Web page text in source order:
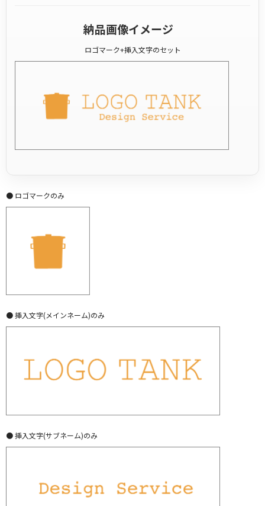
納品画像イメージ
ロゴマーク+挿入文字のセット
● ロゴマークのみ
● 挿入文字(メインネーム)のみ
● 挿入文字(サブネーム)のみ